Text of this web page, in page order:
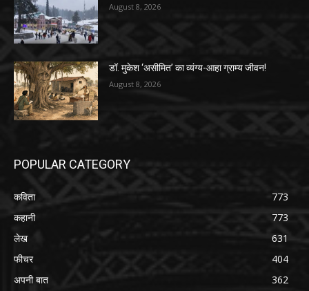
August 8, 2026
डॉ. मुकेश ‘असीमित’ का व्यंग्य-आहा ग्राम्य जीवन!
August 8, 2026
POPULAR CATEGORY
कविता
773
कहानी
773
लेख
631
फीचर
404
अपनी बात
362